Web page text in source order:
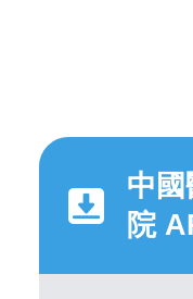
中
院